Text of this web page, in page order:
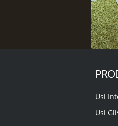
Usi
Usi